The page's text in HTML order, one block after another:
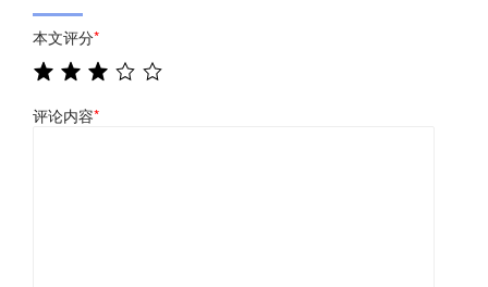
本文评分*
评论内容*